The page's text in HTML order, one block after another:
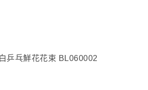
乒乓鮮花花束 BL060002